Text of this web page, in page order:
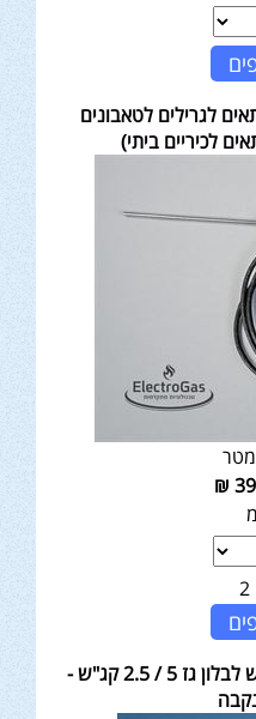
לגרילים לטאבונים
לכיריים ביתי)
39
₪
2
ווסת זוויתי 30 מיליבר / 1.5 קג"ש לבלון גז 5 / 2.5 קג"ש -